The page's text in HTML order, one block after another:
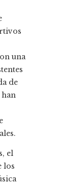
una
de
el
los